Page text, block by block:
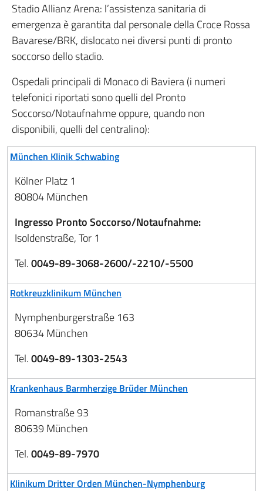
Stadio Allianz Arena: l’assistenza sanitaria di
emergenza è garantita dal personale della Croce Rossa
Bavarese/BRK, dislocato nei diversi punti di pronto
soccorso dello stadio.
Ospedali principali di Monaco di Baviera (i numeri
telefonici riportati sono quelli del Pronto
Soccorso/Notaufnahme oppure, quando non
disponibili, quelli del centralino):
München Klinik Schwabing
Kölner Platz 1
80804 München
Ingresso Pronto Soccorso/Notaufnahme:
Isoldenstraße, Tor 1
Tel.0049-89-3068-2600/-2210/-5500
Rotkreuzklinikum München
Nymphenburgerstraße 163
80634 München
Tel.0049-89-1303-2543
Krankenhaus Barmherzige Brüder München
Romanstraße 93
80639 München
Tel.0049-89-7970
Klinikum Dritter Orden München-Nymphenburg